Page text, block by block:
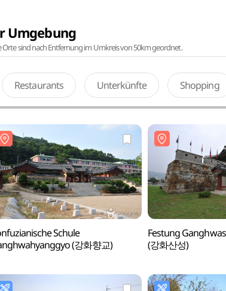
Umgebung
sind nach Entfernung im Umkreis von 50km geordnet.
Restaurants Unterkünfte Shopping
Schule
(강화향교)
Festung
(강화산성)